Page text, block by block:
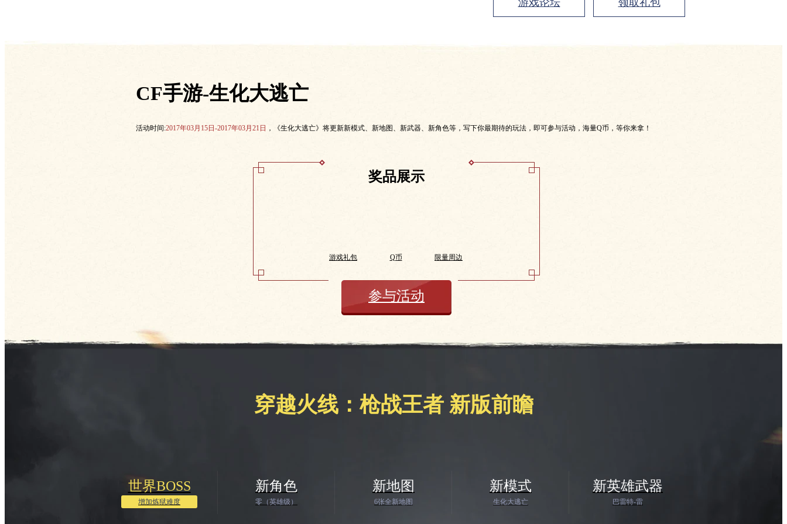
CF手游-生化大逃亡
活动时间:2017年03月15日-2017年03月21日 ，《生化大逃亡》将更新新模式、新地图、新武器、新角色等，写下你最期待的玩法，即可参与活动，海量Q币，等你来拿！
奖品展示
游戏礼包 Q币 限量周边
参与活动
穿越火线：枪战王者 新版前瞻
世界BOSS
增加炼狱难度
新角色
零（英雄级）
新地图
6张全新地图
新模式
生化大逃亡
新英雄武器
巴雷特-雷